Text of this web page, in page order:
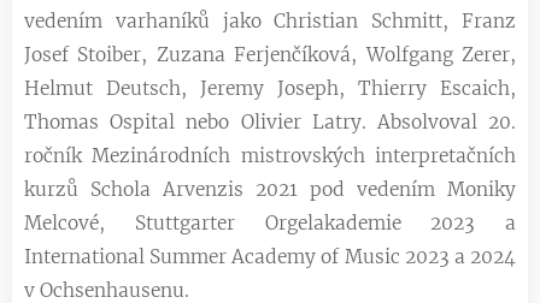
vedením varhaníků jako Christian Schmitt, Franz
Josef Stoiber, Zuzana Ferjenčíková, Wolfgang Zerer,
Helmut Deutsch, Jeremy Joseph, Thierry Escaich,
Thomas Ospital nebo Olivier Latry. Absolvoval 20.
ročník Mezinárodních mistrovských interpretačních
kurzů Schola Arvenzis 2021 pod vedením Moniky
Melcové, Stuttgarter Orgelakademie 2023 a
International Summer Academy of Music 2023 a 2024
v Ochsenhausenu.